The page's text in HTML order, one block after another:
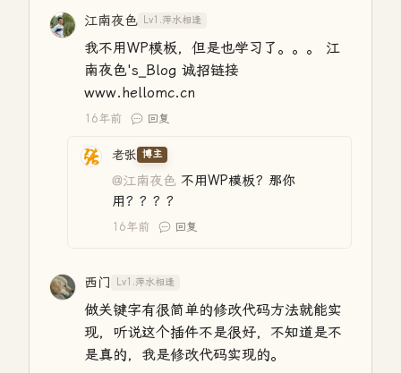
江南夜色 Lv1.萍水相逢
我不用WP模板，但是也学习了。。。 江
南夜色's_Blog 诚招链接
www.hellomc.cn
16年前 回复
老张 博主
@江南夜色 不用WP模板？那你
用？？？？
16年前 回复
西门 Lv1.萍水相逢
做关键字有很简单的修改代码方法就能实
现，听说这个插件不是很好，不知道是不
是真的，我是修改代码实现的。